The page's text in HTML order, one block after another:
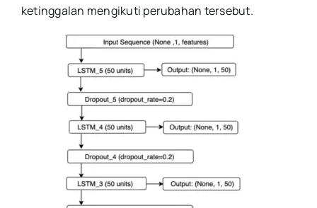
ketinggalan mengikuti perubahan tersebut.